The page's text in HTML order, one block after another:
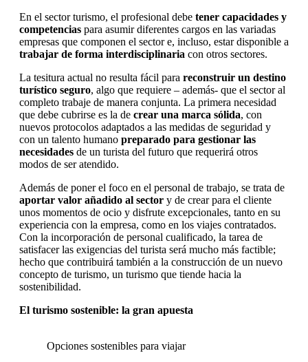
En el sector turismo, el profesional debe tener capacidades y
competencias para asumir diferentes cargos en las variadas
empresas que componen el sector e, incluso, estar disponible a
trabajar de forma interdisciplinaria con otros sectores.
La tesitura actual no resulta fácil para reconstruir un destino
turístico seguro, algo que requiere – además- que el sector al
completo trabaje de manera conjunta. La primera necesidad
que debe cubrirse es la de crear una marca sólida, con
nuevos protocolos adaptados a las medidas de seguridad y
con un talento humano preparado para gestionar las
necesidades de un turista del futuro que requerirá otros
modos de ser atendido.
Además de poner el foco en el personal de trabajo, se trata de
aportar valor añadido al sector y de crear para el cliente
unos momentos de ocio y disfrute excepcionales, tanto en su
experiencia con la empresa, como en los viajes contratados.
Con la incorporación de personal cualificado, la tarea de
satisfacer las exigencias del turista será mucho más factible;
hecho que contribuirá también a la construcción de un nuevo
concepto de turismo, un turismo que tiende hacia la
sostenibilidad.
El turismo sostenible: la gran apuesta
Opciones sostenibles para viajar